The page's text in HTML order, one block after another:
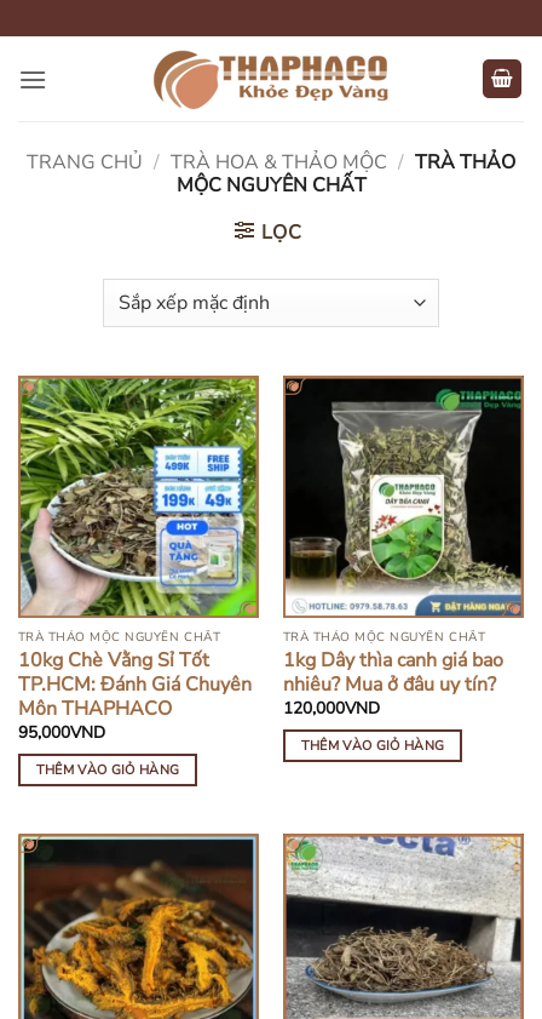
qua
nội
TRANG CHỦ / TRÀ HOA & THẢO MỘC / TRÀ THẢO
MỘC NGUYÊN CHẤT
LỌC
TRÀ THẢO MỘC NGUYÊN CHẤT
10kg Chè Vằng Sỉ Tốt
TP.HCM: Đánh Giá Chuyên
Môn THAPHACO
95,000VND
THÊM VÀO GIỎ HÀNG
TRÀ THẢO MỘC NGUYÊN CHẤT
1kg Dây thìa canh giá bao
nhiêu? Mua ở đâu uy tín?
120,000VND
THÊM VÀO GIỎ HÀNG